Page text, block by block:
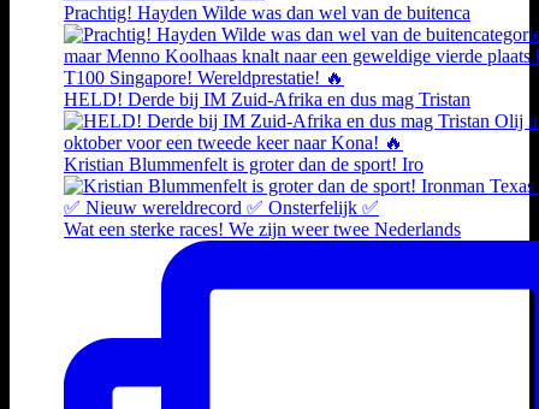
Prachtig! Hayden Wilde was dan wel van de buitenca
HELD! Derde bij IM Zuid-Afrika en dus mag Tristan
Kristian Blummenfelt is groter dan de sport! Iro
Wat een sterke races! We zijn weer twee Nederlands